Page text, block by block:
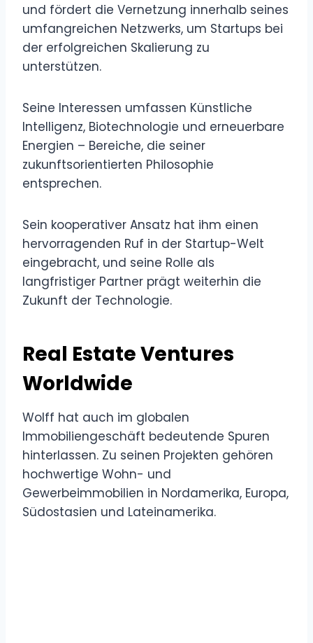
und fördert die Vernetzung innerhalb seines
umfangreichen Netzwerks, um Startups bei
der erfolgreichen Skalierung zu
unterstützen.
Seine Interessen umfassen Künstliche
Intelligenz, Biotechnologie und erneuerbare
Energien – Bereiche, die seiner
zukunftsorientierten Philosophie
entsprechen.
Sein kooperativer Ansatz hat ihm einen
hervorragenden Ruf in der Startup-Welt
eingebracht, und seine Rolle als
langfristiger Partner prägt weiterhin die
Zukunft der Technologie.
Real Estate Ventures
Worldwide
Wolff hat auch im globalen
Immobiliengeschäft bedeutende Spuren
hinterlassen. Zu seinen Projekten gehören
hochwertige Wohn- und
Gewerbeimmobilien in Nordamerika, Europa,
Südostasien und Lateinamerika.